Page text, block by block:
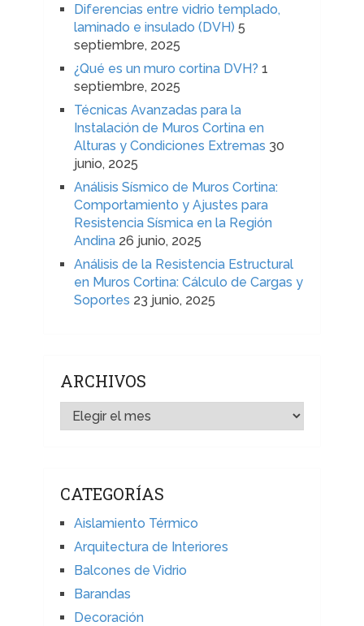
Diferencias entre vidrio templado,
laminado e insulado (DVH) 5
septiembre, 2025
¿Qué es un muro cortina DVH? 1
septiembre, 2025
Técnicas Avanzadas para la
Instalación de Muros Cortina en
Alturas y Condiciones Extremas 30
junio, 2025
Análisis Sísmico de Muros Cortina:
Comportamiento y Ajustes para
Resistencia Sísmica en la Región
Andina 26 junio, 2025
Análisis de la Resistencia Estructural
en Muros Cortina: Cálculo de Cargas y
Soportes 23 junio, 2025
ARCHIVOS
ARCHIVOS
CATEGORÍAS
Aislamiento Térmico
Arquitectura de Interiores
Balcones de Vidrio
Barandas
Decoración